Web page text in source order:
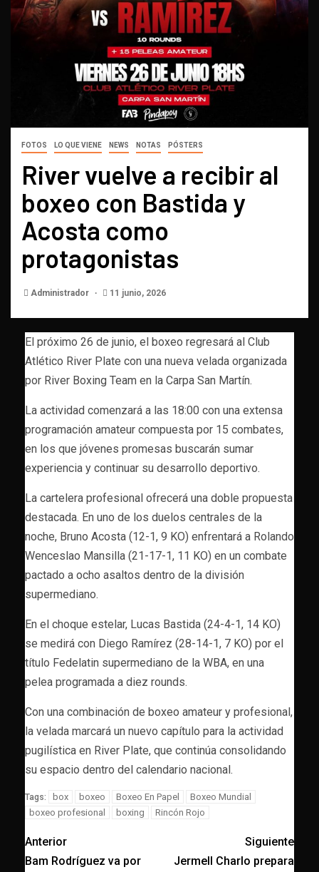
FOTOS LO QUE VIENE NEWS NOTAS PÓSTERS
River vuelve a recibir al
boxeo con Bastida y
Acosta como
protagonistas
Administrador 11 junio, 2026
El próximo 26 de junio, el boxeo regresará al Club
Atlético River Plate con una nueva velada organizada
por River Boxing Team en la Carpa San Martín.
La actividad comenzará a las 18:00 con una extensa
programación amateur compuesta por 15 combates,
en los que jóvenes promesas buscarán sumar
experiencia y continuar su desarrollo deportivo.
La cartelera profesional ofrecerá una doble propuesta
destacada. En uno de los duelos centrales de la
noche, Bruno Acosta (12-1, 9 KO) enfrentará a Rolando
Wenceslao Mansilla (21-17-1, 11 KO) en un combate
pactado a ocho asaltos dentro de la división
supermediano.
En el choque estelar, Lucas Bastida (24-4-1, 14 KO)
se medirá con Diego Ramírez (28-14-1, 7 KO) por el
título Fedelatin supermediano de la WBA, en una
pelea programada a diez rounds.
Con una combinación de boxeo amateur y profesional,
la velada marcará un nuevo capítulo para la actividad
pugilística en River Plate, que continúa consolidando
su espacio dentro del calendario nacional.
Tags: box boxeo Boxeo En Papel
Boxeo Mundial
boxeo profesional
boxing Rincón Rojo
Anterior
Bam Rodríguez va por
Siguiente
Jermell Charlo prepara